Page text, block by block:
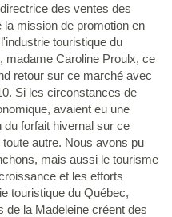
des ventes des
mission de promotion en
touristique du
madame Caroline Proulx, ce
retour sur ce marché avec
Si les circonstances de
avaient eu une
forfait hivernal sur ce
autre. Nous avons pu
mais aussi le tourisme
et les efforts
touristique du Québec,
de la Madeleine créent des